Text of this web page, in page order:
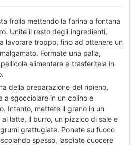
frolla mettendo la farina a fontana
Unite il resto degli ingredienti,
lavorare troppo, fino ad ottenere un
Formate una palla,
alimentare e trasferitela in
della preparazione del ripieno,
a sgocciolare in un colino e
Intanto, mettete il grano in un
latte, il burro, un pizzico di sale e
grattugiate. Ponete su fuoco
spesso, lasciate cuocere